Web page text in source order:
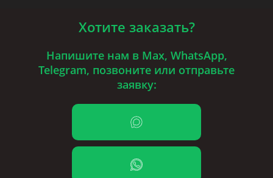
Хотите заказать?
Напишите нам в Max, WhatsApp,
Telegram, позвоните или отправьте
заявку: